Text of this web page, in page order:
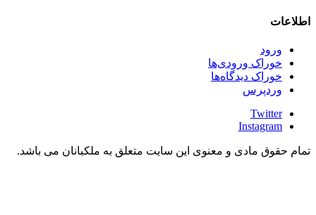
اطلاعات
ورود
خوراک ورودی‌ها
خوراک دیدگاه‌ها
وردپرس
Twitter
Instagram
تمام حقوق مادی و معنوی این سایت متعلق به ملکبانان می باشد.